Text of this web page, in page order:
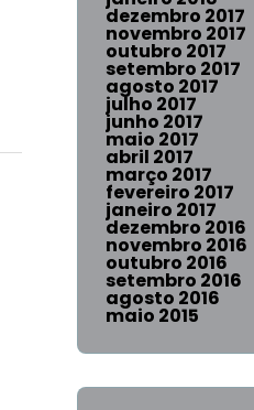
dezembro 2017
novembro 2017
outubro 2017
setembro 2017
agosto 2017
julho 2017
junho 2017
maio 2017
abril 2017
março 2017
fevereiro 2017
janeiro 2017
dezembro 2016
novembro 2016
outubro 2016
setembro 2016
agosto 2016
maio 2015